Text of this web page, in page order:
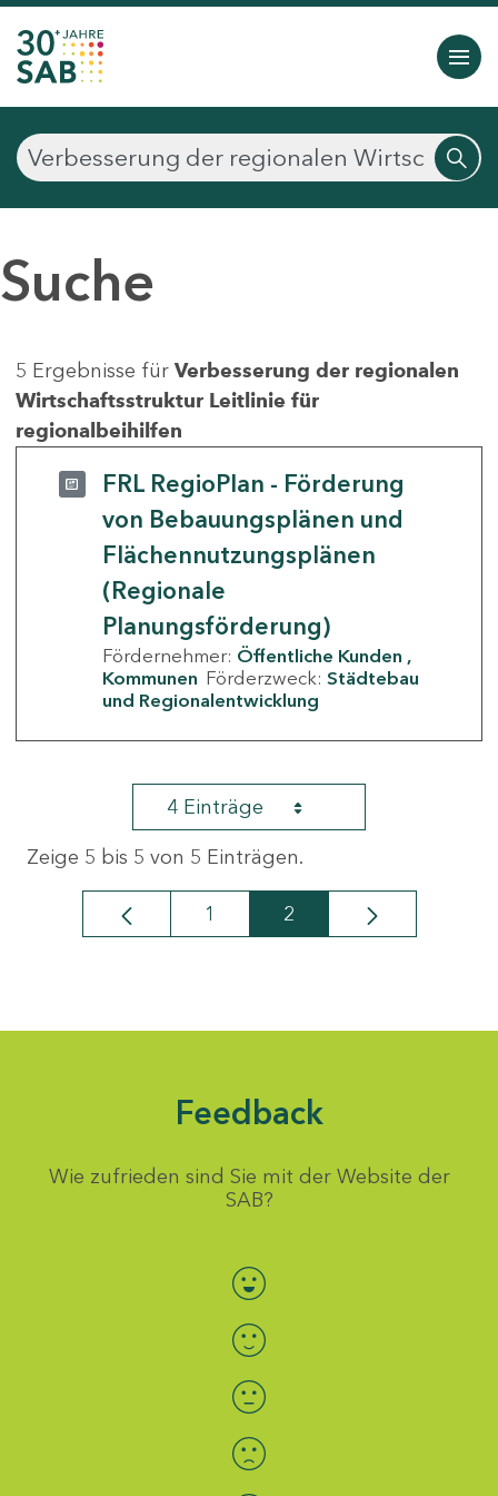
Suche
5 Ergebnisse für Verbesserung der regionalen
Wirtschaftsstruktur Leitlinie für
regionalbeihilfen
FRL RegioPlan - Förderung
von Bebauungsplänen und
Flächennutzungsplänen
(Regionale
Planungsförderung)
Fördernehmer: Öffentliche Kunden
Kommunen Förderzweck: Städtebau
und Regionalentwicklung
4 Einträge
Zeige 5 bis 5 von 5 Einträgen.
Seite
1 Seite
2
Feedback
Wie zufrieden sind Sie mit der Website der
SAB?
Bewertung auswählen